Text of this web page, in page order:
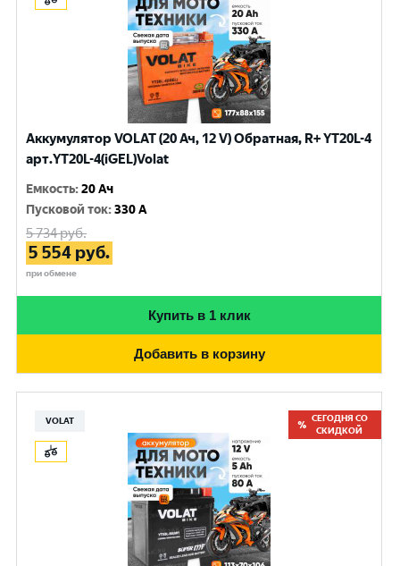
Аккумулятор VOLAT (20 Ач, 12 V) Обратная, R+ YT20L-4
арт.YT20L-4(iGEL)Volat
Емкость:20 Ач
Пусковой ток:330 A
5 734руб.
5 554 руб.
при обмене
Купить в 1 клик
Добавить в корзину
VOLAT
СЕГОДНЯ СО
СКИДКОЙ